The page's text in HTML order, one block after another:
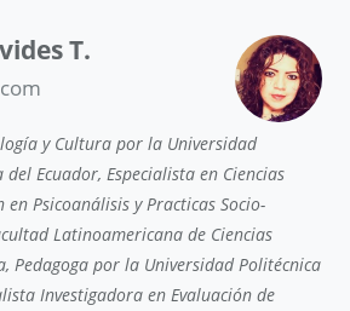
T.
y Cultura por la Universidad
Ecuador, Especialista en Ciencias
en Psicoanálisis y Practicas Socio-
Latinoamericana de Ciencias
Pedagoga por la Universidad Politécnica
Investigadora en Evaluación de